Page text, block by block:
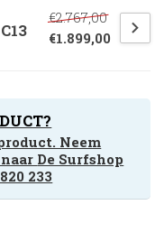
€2.767,00
€1.899,00
Neem
De Surfshop
233